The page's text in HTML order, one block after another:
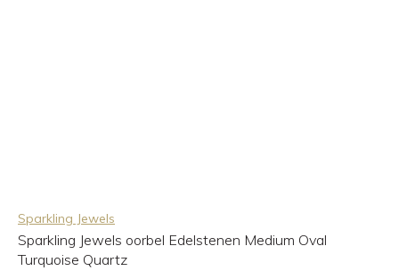
Sparkling Jewels
Sparkling Jewels oorbel Edelstenen Medium Oval
Turquoise Quartz